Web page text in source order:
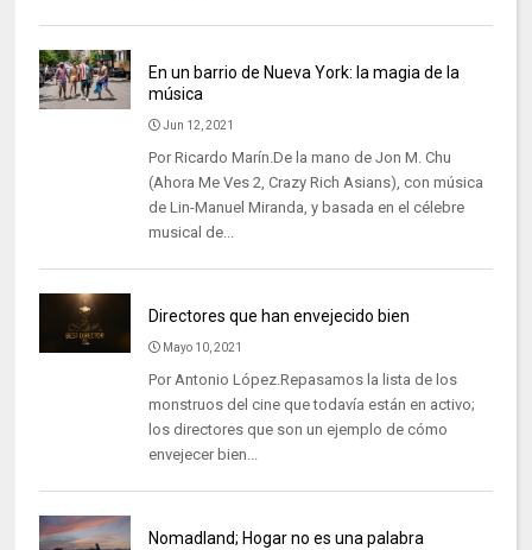
En un barrio de Nueva York: la magia de la
música
Jun 12, 2021
Por Ricardo Marín.De la mano de Jon M. Chu
(Ahora Me Ves 2, Crazy Rich Asians), con música
de Lin-Manuel Miranda, y basada en el célebre
musical de...
Directores que han envejecido bien
Mayo 10, 2021
Por Antonio López.Repasamos la lista de los
monstruos del cine que todavía están en activo;
los directores que son un ejemplo de cómo
envejecer bien...
Nomadland; Hogar no es una palabra